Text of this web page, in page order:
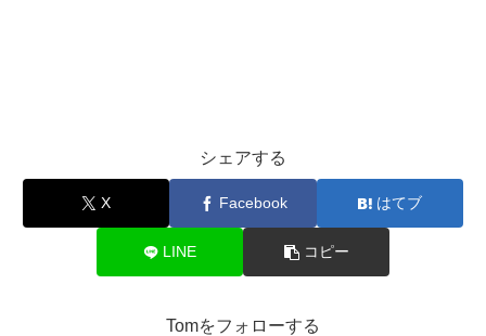
シェアする
X Facebook はてブ
LINE コピー
Tomをフォローする